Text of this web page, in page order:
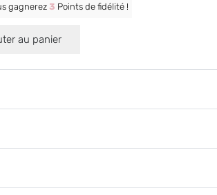
gagnerez3 Points de fidélité !
au panier